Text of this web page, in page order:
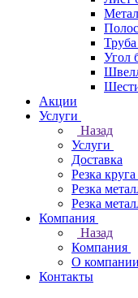
Угол
Акции
Услуги
Назад
Услуги
Доставка
Резка
Резка
Резка
Компания
Назад
Компания
О компании
Контакты